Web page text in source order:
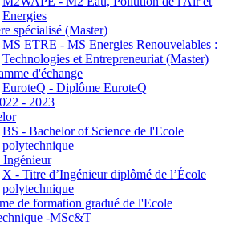
Energies
spécialisé (Master)
MS ETRE - MS Energies Renouvelables :
Technologies et Entrepreneuriat (Master)
d'échange
EuroteQ - Diplôme EuroteQ
- 2023
BS - Bachelor of Science de l'Ecole
polytechnique
X - Titre d’Ingénieur diplômé de l’École
polytechnique
de formation gradué de l'Ecole
-MSc&T